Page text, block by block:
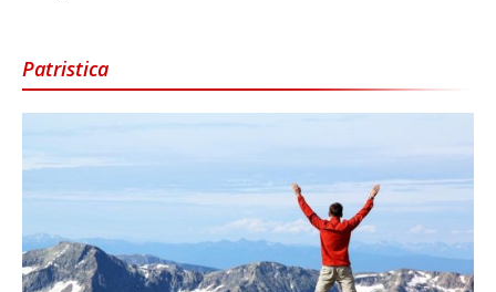
Patristica